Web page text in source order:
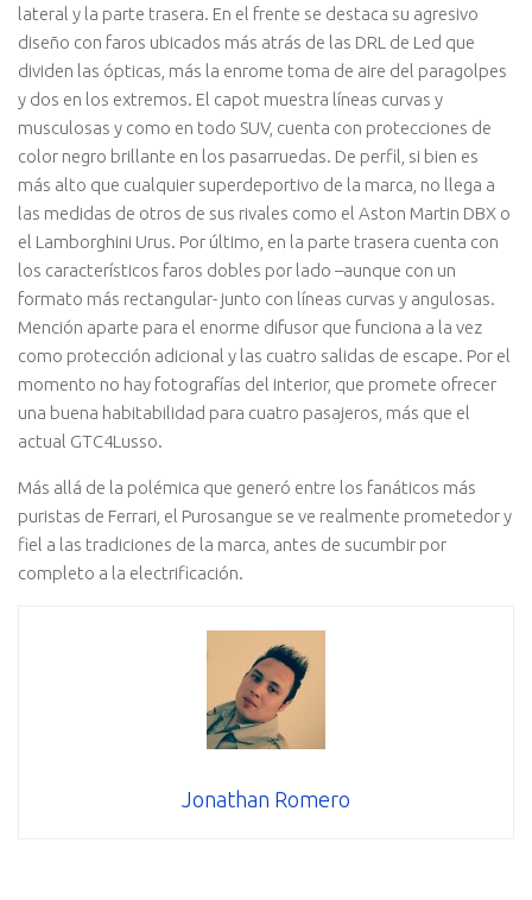
lateral y la parte trasera. En el frente se destaca su agresivo
diseño con faros ubicados más atrás de las DRL de Led que
dividen las ópticas, más la enrome toma de aire del paragolpes
y dos en los extremos. El capot muestra líneas curvas y
musculosas y como en todo SUV, cuenta con protecciones de
color negro brillante en los pasarruedas. De perfil, si bien es
más alto que cualquier superdeportivo de la marca, no llega a
las medidas de otros de sus rivales como el Aston Martin DBX o
el Lamborghini Urus. Por último, en la parte trasera cuenta con
los característicos faros dobles por lado –aunque con un
formato más rectangular- junto con líneas curvas y angulosas.
Mención aparte para el enorme difusor que funciona a la vez
como protección adicional y las cuatro salidas de escape. Por el
momento no hay fotografías del interior, que promete ofrecer
una buena habitabilidad para cuatro pasajeros, más que el
actual GTC4Lusso.
Más allá de la polémica que generó entre los fanáticos más
puristas de Ferrari, el Purosangue se ve realmente prometedor y
fiel a las tradiciones de la marca, antes de sucumbir por
completo a la electrificación.
Jonathan Romero